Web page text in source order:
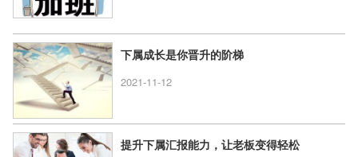
下属成长是你晋升的阶梯
2021-11-12
提升下属汇报能力，让老板变得轻松